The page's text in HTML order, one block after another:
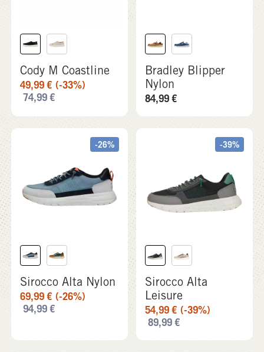
Cody M Coastline
49,99€ (-33%)
74,99€
Bradley Blipper
Nylon
84,99€
-26%
Sirocco Alta Nylon
69,99€ (-26%)
94,99€
-39%
Sirocco Alta
Leisure
54,99€ (-39%)
89,99€